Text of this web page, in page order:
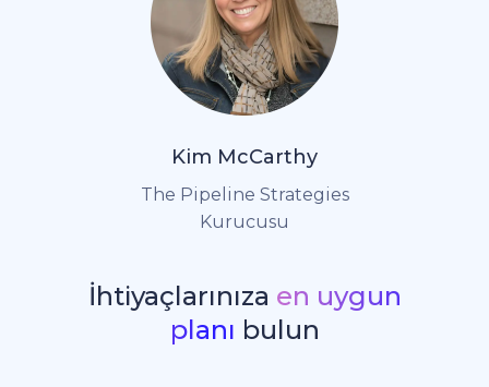
Kim McCarthy
The Pipeline Strategies
Kurucusu
İhtiyaçlarınıza en uygun
planı bulun